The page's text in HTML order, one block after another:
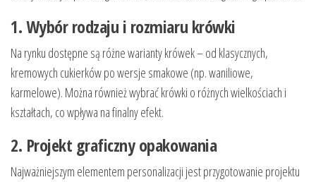
1. Wybór rodzaju i rozmiaru krówki
Na rynku dostępne są różne warianty krówek – od klasycznych,
kremowych cukierków po wersje smakowe (np. waniliowe,
karmelowe). Można również wybrać krówki o różnych wielkościach i
kształtach, co wpływa na finalny efekt.
2. Projekt graficzny opakowania
Najważniejszym elementem personalizacji jest przygotowanie projektu